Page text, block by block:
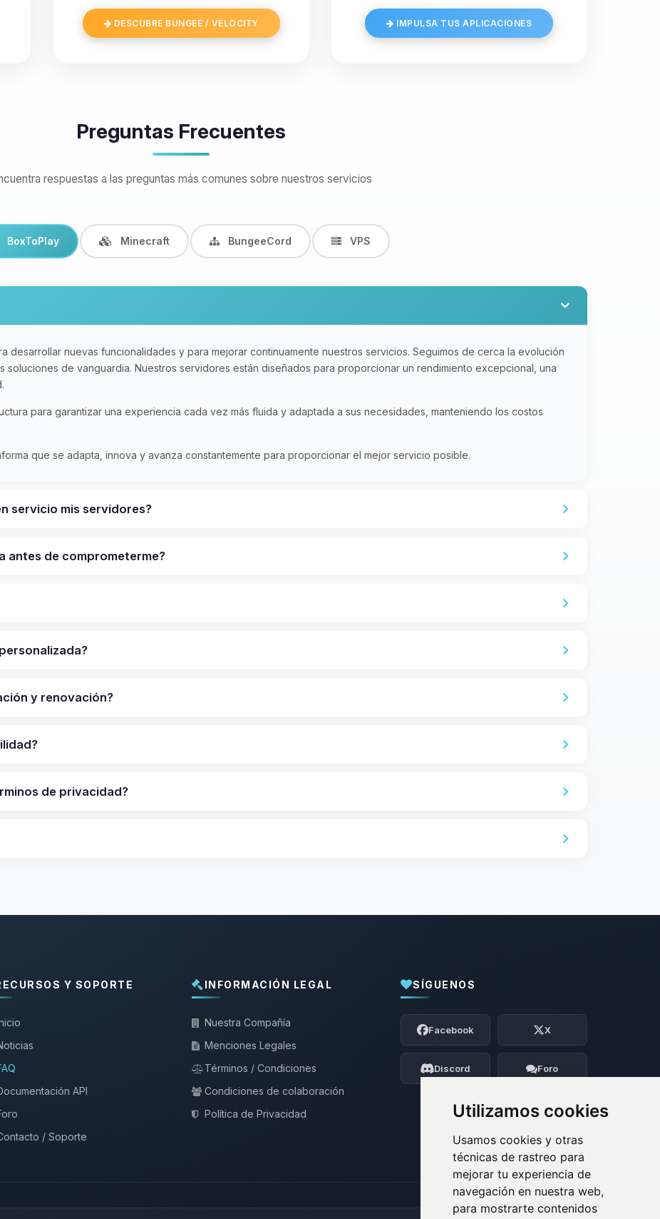
Utilizamos cookies
Usamos cookies y otras
técnicas de rastreo para
mejorar tu experiencia de
navegación en nuestra web,
para mostrarte contenidos
DESCUBRE BUNGEE / VELOCITY IMPULSA TUS APLICACIONES
Preguntas Frecuentes
respuestas a las preguntas más comunes sobre nuestros servicios
BoxToPlay Minecraft BungeeCord VPS
desarrollar nuevas funcionalidades y para mejorar continuamente nuestros servicios. Seguimos de cerca la evolución
soluciones de vanguardia. Nuestros servidores están diseñados para proporcionar un rendimiento excepcional, una
para garantizar una experiencia cada vez más fluida y adaptada a sus necesidades, manteniendo los costos
que se adapta, innova y avanza constantemente para proporcionar el mejor servicio posible.
servicio mis servidores?
antes de comprometerme?
y renovación?
de privacidad?
Y SOPORTE
API
/ Soporte
INFORMACIÓN LEGAL
Nuestra Compañía
Menciones Legales
Términos / Condiciones
Condiciones de colaboración
Política de Privacidad
SÍGUENOS
Facebook X
Discord Foro
Yupi, por fin alguien con quien hablar!
Soy Choupy, tu pequeno asistente de
BoxToPlay. Cuentame que necesitas y
moveré mis pequenos circuitos para
ayudarte.
09/08/2026 09:24